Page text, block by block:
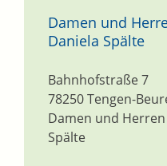
Damen und
Daniela Spälte
Damen und
Spälte
Bahnhofstraße 7
78250Tengen-